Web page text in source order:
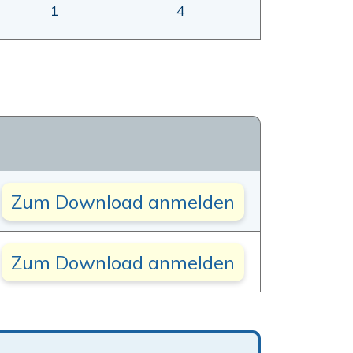
1 4
Zum Download anmelden
Zum Download anmelden